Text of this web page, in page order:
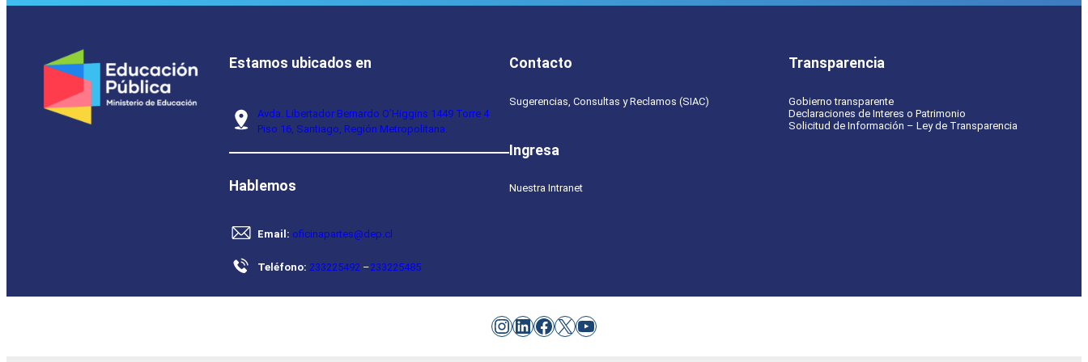
Estamos ubicados en
Avda. Libertador Bernardo O’Higgins 1449 Torre 4
Piso 16, Santiago, Región Metropolitana.
Hablemos
Email: oficinapartes@dep.cl
Teléfono: 233225492 –233225485
Contacto
Sugerencias, Consultas y Reclamos (SIAC)
Ingresa
Nuestra Intranet
Transparencia
Gobierno transparente
Declaraciones de Interes o Patrimonio
Solicitud de Información – Ley de Transparencia
Instagram
LinkedIn
Facebook
X YouTube